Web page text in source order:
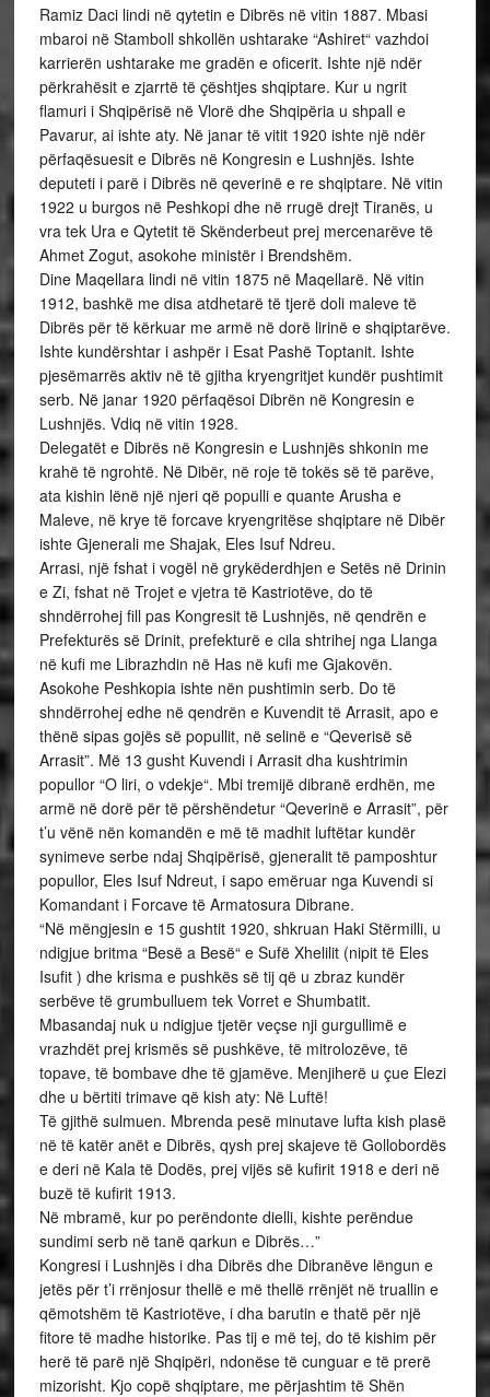
Ramiz Daci lindi në qytetin e Dibrës në vitin 1887. Mbasi
mbaroi në Stamboll shkollën ushtarake “Ashiret“ vazhdoi
karrierën ushtarake me gradën e oficerit. Ishte një ndër
përkrahësit e zjarrtë të çështjes shqiptare. Kur u ngrit
flamuri i Shqipërisë në Vlorë dhe Shqipëria u shpall e
Pavarur, ai ishte aty. Në janar të vitit 1920 ishte një ndër
përfaqësuesit e Dibrës në Kongresin e Lushnjës. Ishte
deputeti i parë i Dibrës në qeverinë e re shqiptare. Në vitin
1922 u burgos në Peshkopi dhe në rrugë drejt Tiranës, u
vra tek Ura e Qytetit të Skënderbeut prej mercenarëve të
Ahmet Zogut, asokohe ministër i Brendshëm.
Dine Maqellara lindi në vitin 1875 në Maqellarë. Në vitin
1912, bashkë me disa atdhetarë të tjerë doli maleve të
Dibrës për të kërkuar me armë në dorë lirinë e shqiptarëve.
Ishte kundërshtar i ashpër i Esat Pashë Toptanit. Ishte
pjesëmarrës aktiv në të gjitha kryengritjet kundër pushtimit
serb. Në janar 1920 përfaqësoi Dibrën në Kongresin e
Lushnjës. Vdiq në vitin 1928.
Delegatët e Dibrës në Kongresin e Lushnjës shkonin me
krahë të ngrohtë. Në Dibër, në roje të tokës së të parëve,
ata kishin lënë një njeri që populli e quante Arusha e
Maleve, në krye të forcave kryengritëse shqiptare në Dibër
ishte Gjenerali me Shajak, Eles Isuf Ndreu.
Arrasi, një fshat i vogël në grykëderdhjen e Setës në Drinin
e Zi, fshat në Trojet e vjetra të Kastriotëve, do të
shndërrohej fill pas Kongresit të Lushnjës, në qendrën e
Prefekturës së Drinit, prefekturë e cila shtrihej nga Llanga
në kufi me Librazhdin në Has në kufi me Gjakovën.
Asokohe Peshkopia ishte nën pushtimin serb. Do të
shndërrohej edhe në qendrën e Kuvendit të Arrasit, apo e
thënë sipas gojës së popullit, në selinë e “Qeverisë së
Arrasit”. Më 13 gusht Kuvendi i Arrasit dha kushtrimin
popullor “O liri, o vdekje“. Mbi tremijë dibranë erdhën, me
armë në dorë për të përshëndetur “Qeverinë e Arrasit”, për
t’u vënë nën komandën e më të madhit luftëtar kundër
synimeve serbe ndaj Shqipërisë, gjeneralit të pamposhtur
popullor, Eles Isuf Ndreut, i sapo emëruar nga Kuvendi si
Komandant i Forcave të Armatosura Dibrane.
“Në mëngjesin e 15 gushtit 1920, shkruan Haki Stërmilli, u
ndigjue britma “Besë a Besë“ e Sufë Xhelilit (nipit të Eles
Isufit ) dhe krisma e pushkës së tij që u zbraz kundër
serbëve të grumbulluem tek Vorret e Shumbatit.
Mbasandaj nuk u ndigjue tjetër veçse nji gurgullimë e
vrazhdët prej krismës së pushkëve, të mitrolozëve, të
topave, të bombave dhe të gjamëve. Menjiherë u çue Elezi
dhe u bërtiti trimave që kish aty: Në Luftë!
Të gjithë sulmuen. Mbrenda pesë minutave lufta kish plasë
në të katër anët e Dibrës, qysh prej skajeve të Gollobordës
e deri në Kala të Dodës, prej vijës së kufirit 1918 e deri në
buzë të kufirit 1913.
Në mbramë, kur po perëndonte dielli, kishte perëndue
sundimi serb në tanë qarkun e Dibrës…”
Kongresi i Lushnjës i dha Dibrës dhe Dibranëve lëngun e
jetës për t’i rrënjosur thellë e më thellë rrënjët në truallin e
qëmotshëm të Kastriotëve, i dha barutin e thatë për një
fitore të madhe historike. Pas tij e më tej, do të kishim për
herë të parë një Shqipëri, ndonëse të cunguar e të prerë
mizorisht. Kjo copë shqiptare, me përjashtim të Shën